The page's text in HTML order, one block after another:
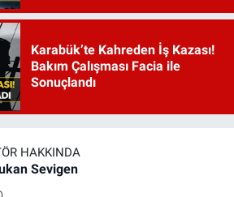
Karabük’te Kahreden İş Kazası!
Bakım Çalışması Facia ile
Sonuçlandı
HAKKINDA
Sevigen